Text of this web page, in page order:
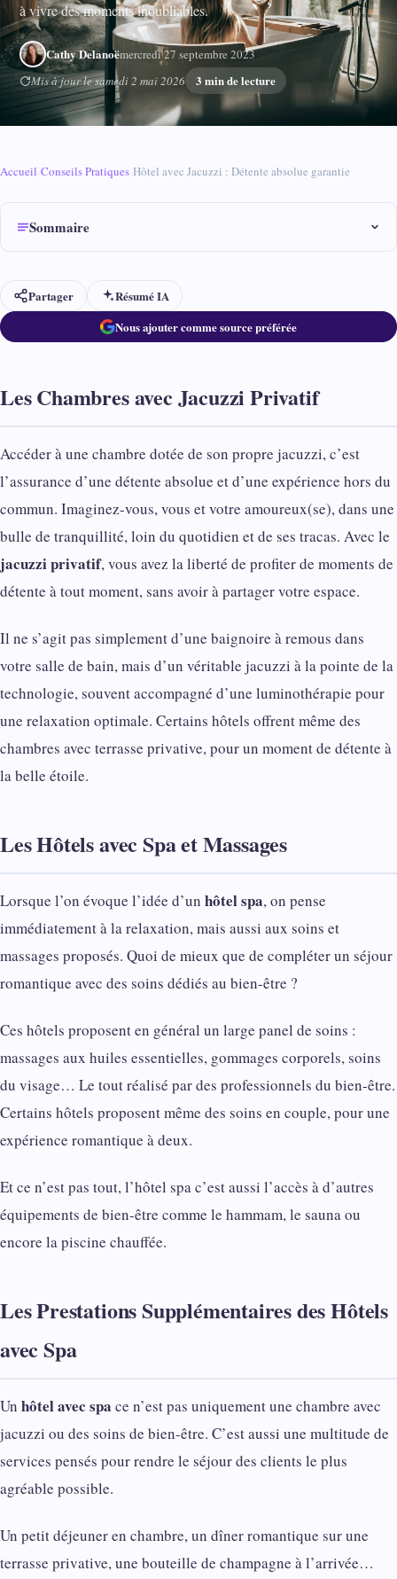
à vivre des moments inoubliables.
Cathy Delanoëmercredi 27 septembre 2023
Mis à jour le samedi 2 mai 2026
3 min de lecture
Accueil Conseils Pratiques Hôtel avec Jacuzzi : Détente absolue garantie
Sommaire
Partager
Résumé IA
Nous ajouter comme source préférée
Les Chambres avec Jacuzzi Privatif
Accéder à une chambre dotée de son propre jacuzzi, c’est
l’assurance d’une détente absolue et d’une expérience hors du
commun. Imaginez-vous, vous et votre amoureux(se), dans une
bulle de tranquillité, loin du quotidien et de ses tracas. Avec le
jacuzzi privatif, vous avez la liberté de profiter de moments de
détente à tout moment, sans avoir à partager votre espace.
Il ne s’agit pas simplement d’une baignoire à remous dans
votre salle de bain, mais d’un véritable jacuzzi à la pointe de la
technologie, souvent accompagné d’une luminothérapie pour
une relaxation optimale. Certains hôtels offrent même des
chambres avec terrasse privative, pour un moment de détente à
la belle étoile.
Les Hôtels avec Spa et Massages
Lorsque l’on évoque l’idée d’un hôtel spa, on pense
immédiatement à la relaxation, mais aussi aux soins et
massages proposés. Quoi de mieux que de compléter un séjour
romantique avec des soins dédiés au bien-être ?
Ces hôtels proposent en général un large panel de soins :
massages aux huiles essentielles, gommages corporels, soins
du visage… Le tout réalisé par des professionnels du bien-être.
Certains hôtels proposent même des soins en couple, pour une
expérience romantique à deux.
Et ce n’est pas tout, l’hôtel spa c’est aussi l’accès à d’autres
équipements de bien-être comme le hammam, le sauna ou
encore la piscine chauffée.
Les Prestations Supplémentaires des Hôtels
avec Spa
Un hôtel avec spa ce n’est pas uniquement une chambre avec
jacuzzi ou des soins de bien-être. C’est aussi une multitude de
services pensés pour rendre le séjour des clients le plus
agréable possible.
Un petit déjeuner en chambre, un dîner romantique sur une
terrasse privative, une bouteille de champagne à l’arrivée…